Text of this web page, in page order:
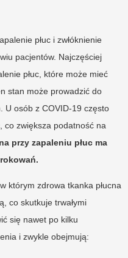
płuc i zwłóknienie
pacjentów. Najczęściej
płuc, które może mieć
stan może prowadzić do
U osób z COVID-19 często
co zwiększa podatność na
przy zapaleniu płuc ma
którym zdrowa tkanka płucna
co skutkuje trwałymi
się nawet po kilku
i zwykle obejmują: